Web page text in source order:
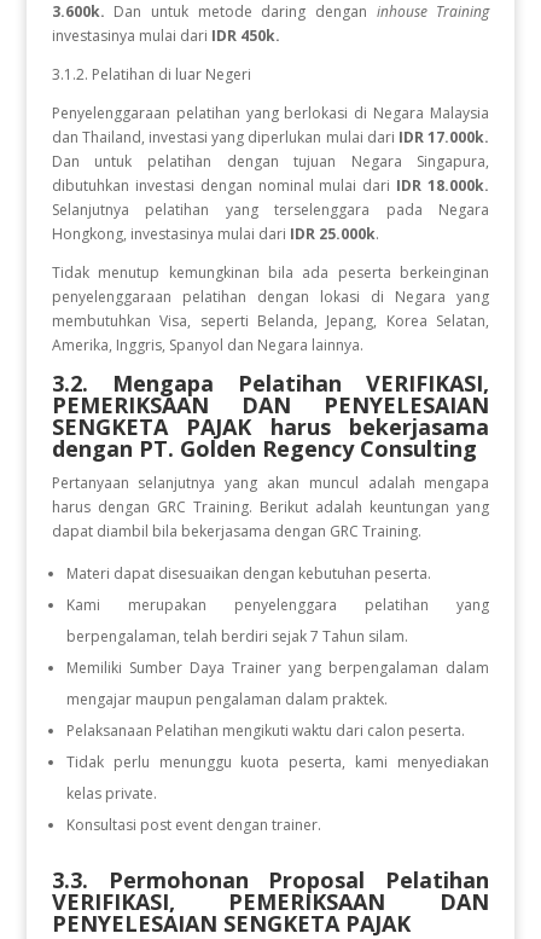
3.600k. Dan untuk metode daring dengan inhouse Training
investasinya mulai dari IDR 450k.
3.1.2. Pelatihan di luar Negeri
Penyelenggaraan pelatihan yang berlokasi di Negara Malaysia
dan Thailand, investasi yang diperlukan mulai dari IDR 17.000k.
Dan
untuk pelatihan dengan tujuan Negara
Singapura,
dibutuhkan investasi dengan nominal mulai dari IDR 18.000k.
Selanjutnya pelatihan yang terselenggara pada Negara
Hongkong, investasinya mulai dari IDR 25.000k.
Tidak menutup kemungkinan bila ada peserta berkeinginan
penyelenggaraan pelatihan dengan lokasi di Negara yang
membutuhkan Visa, seperti Belanda, Jepang, Korea Selatan,
Amerika, Inggris, Spanyol dan Negara lainnya.
3.2. Mengapa Pelatihan VERIFIKASI,
PEMERIKSAAN DAN PENYELESAIAN
SENGKETA PAJAK harus bekerjasama
dengan PT. Golden Regency Consulting
Pertanyaan selanjutnya yang akan muncul adalah mengapa
harus dengan GRC Training. Berikut adalah keuntungan yang
dapat diambil bila bekerjasama dengan GRC Training.
Materi dapat disesuaikan dengan kebutuhan peserta.
Kami merupakan penyelenggara pelatihan yang
berpengalaman, telah berdiri sejak 7 Tahun silam.
Memiliki Sumber Daya Trainer yang berpengalaman dalam
mengajar maupun pengalaman dalam praktek.
Pelaksanaan Pelatihan mengikuti waktu dari calon peserta.
Tidak perlu menunggu kuota peserta, kami menyediakan
kelas private.
Konsultasi post event dengan trainer.
3.3. Permohonan Proposal Pelatihan
VERIFIKASI, PEMERIKSAAN DAN
PENYELESAIAN SENGKETA PAJAK